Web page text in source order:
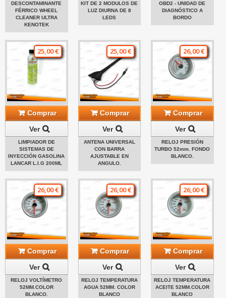
DESCONTAMINANTE
FÉRRICO WHEEL
CLEANER ULTRA
KENOTEK
KIT DE 2 MODULOS DE
LUZ DIURNA DE 8
LEDS
OBD2 - UNIDAD DE
DIAGNÓSTICO A
BORDO
25,00 €
Comprar
Ver
LIMPIADOR DE
SISTEMAS DE
INYECCIÓN GASOLINA
LANCAR L.I.G 200ML
25,00 €
Comprar
Ver
ANTENA UNIVERSAL
CON BARRA
AJUSTABLE EN
ANGULO.
26,00 €
Comprar
Ver
RELOJ PRESIÓN
TURBO 52mm. FONDO
BLANCO.
26,00 €
Comprar
Ver
RELOJ VOLTÍMETRO
52MM.COLOR
BLANCO.
26,00 €
Comprar
Ver
RELOJ TEMPERATURA
AGUA 52MM. COLOR
BLANCO
26,00 €
Comprar
Ver
RELOJ TEMPERATURA
ACEITE 52MM.COLOR
BLANCO